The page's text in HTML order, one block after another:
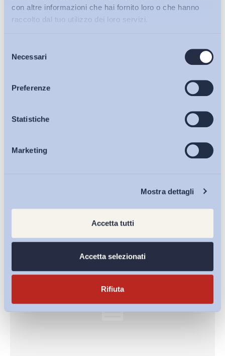
con altre informazioni che hai fornito loro o che hanno
raccolto dal tuo utilizzo dei loro servizi.
delNecessari
Preferenze
Statistiche
Marketing
Mostra dettagli
Accetta tutti
Accetta selezionati
Rifiuta
Bollettini ADAPT
Articoli
Osservatori
Eventi
Quando il futuro?
Perché nell’industria del futuro il lavoro è possibile solo se